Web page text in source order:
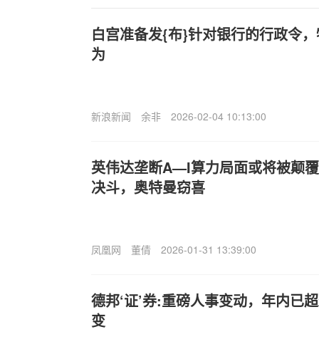
白宫准备发{布}针对银行的行政令
为
新浪新闻 余非 2026-02-04 10:13:00
英伟达垄断A—I算力局面或将被颠
决斗，奥特曼窃喜
凤凰网 董倩 2026-01-31 13:39:00
德邦‘证’券:重磅人事变动，年内已
变